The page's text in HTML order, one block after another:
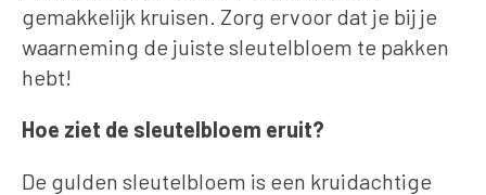
gemakkelijk kruisen. Zorg ervoor dat je bij je
waarneming de juiste sleutelbloem te pakken
hebt!
Hoe ziet de sleutelbloem eruit?
De gulden sleutelbloem is een kruidachtige